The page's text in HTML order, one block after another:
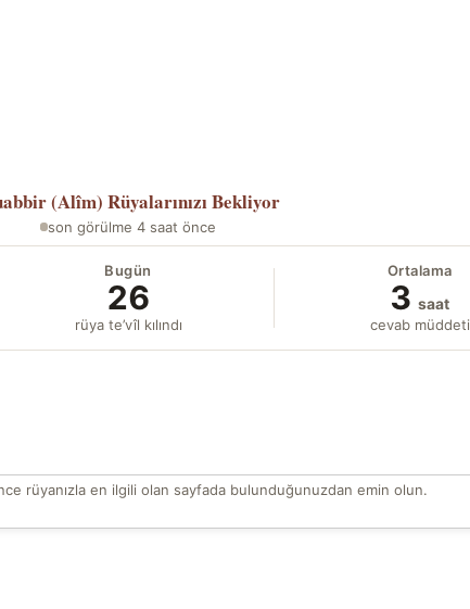
(Alîm)Rüyalarınızı Bekliyor
son görülme 4 saat önce
Bugün
26
rüya te’vîl kılındı
Ortalama
3 saat
cevab müddeti
rüyanızla en ilgili olan sayfada bulunduğunuzdan emin olun.